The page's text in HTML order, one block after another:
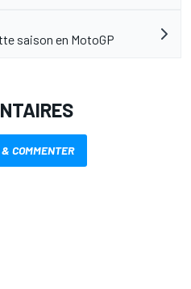
saison en MotoGP
COMMENTER